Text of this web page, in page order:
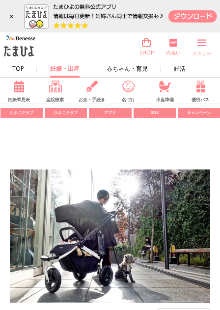
×
TOP 妊娠・出産 赤ちゃん・育児 妊活
SHOP 内祝い メニュー
妊娠早見表 産院検索 お金・手続き 名づけ 出産準備 優待パス
たまごクラブ ひよこクラブ アプリ SNS キャンペーン